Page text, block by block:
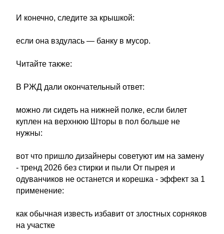
И конечно, следите за крышкой:
если она вздулась — банку в мусор.
Читайте также:
В РЖД дали окончательный ответ:
можно ли сидеть на нижней полке, если билет
куплен на верхнюю Шторы в пол больше не
нужны:
вот что пришло дизайнеры советуют им на замену
- тренд 2026 без стирки и пыли От пырея и
одуванчиков не останется и корешка - эффект за 1
применение:
как обычная известь избавит от злостных сорняков
на участке